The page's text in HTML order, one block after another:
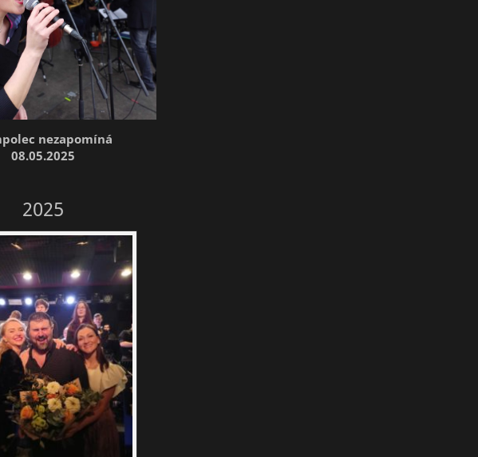
nezapomíná
08.05.2025
2025